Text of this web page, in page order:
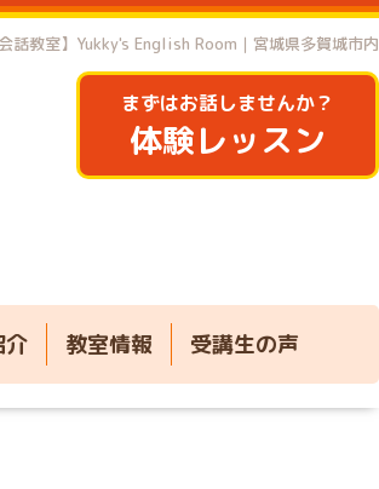
話教室】Yukky's English Room｜宮城県多賀城市内
まずはお話しませんか？
体験レッスン
介 教室情報 受講生の声